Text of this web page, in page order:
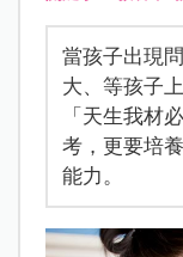
當孩子出現
大、等孩子
「天生我材
考，更要培
能力。